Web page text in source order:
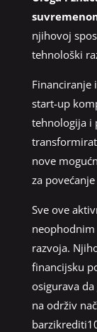
njihovoj
tehnološki
Financiranje
start-up
tehnologija i
nove
za
Sve ove
razvoja.
financijsku
osigurava
na održiv